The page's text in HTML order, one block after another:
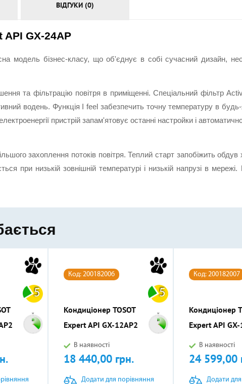
ВІДГУКИ (0)
API GX-24AP
модель бізнес-класу, що об'єднує в собі сучасний дизайн,
та фільтрацію повітря в приміщенні. Спеціальний фільтр
водень. Функція I feel забезпечить точну температуру в
пристрій запам'ятовує останні настройки і
захоплення потоків повітря. Теплий старт запобіжить обдув
при низькій зовнішній температурі і низькій напрузі в
7
5
7
5
Код: 200182006
Кондиціонер TOSOT
Expert API GX-12AP2
В наявності
Ціна
18 440,00 грн.
Додати для порівняння
Код: 200182007
Кондиціонер
Expert API
В наявності
Ціна
24 599,00
Додати